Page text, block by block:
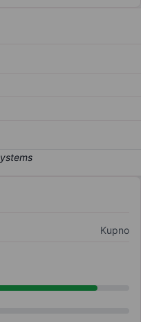
Kupno